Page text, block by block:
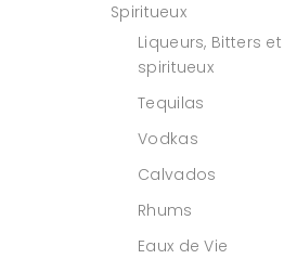
Spiritueux
Liqueurs, Bitters
spiritueux
Tequilas
Vodkas
Calvados
Rhums
Eaux de Vie